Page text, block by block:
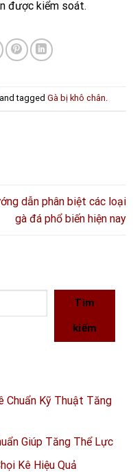
được kiểm soát.
tagged Gà bị khô chân.
dẫn phân biệt các loại
gà đá phổ biến hiện nay
Tìm
kiếm
Chuẩn Kỹ Thuật Tăng
Giúp Tăng Thể Lực
Kê Hiệu Quả